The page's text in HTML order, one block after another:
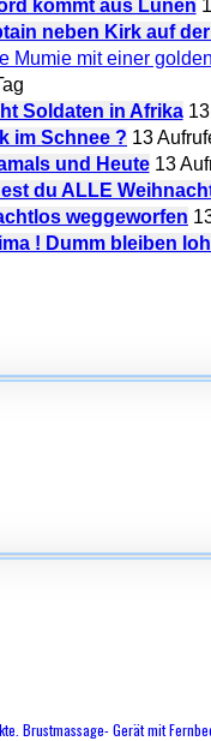
kommt aus Lünen
neben Kirk auf
Soldaten in Afrika
im Schnee ? 13
und Heute 13
du ALLE
weggeworfen
! Dumm bleiben
Brustmassage- Gerät mit